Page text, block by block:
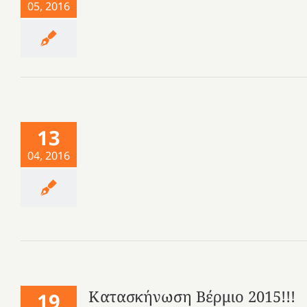
05, 2016
13
04, 2016
19 Κατασκήνωση Βέρμιο 2015!!!